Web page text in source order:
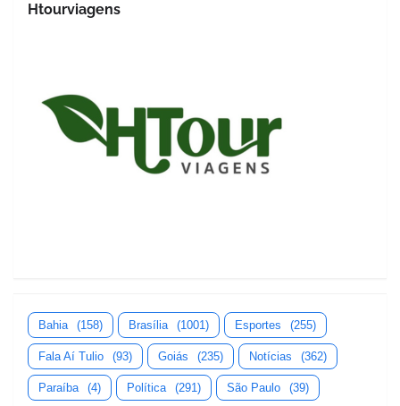
Htourviagens
Bahia (158) Brasília (1001) Esportes (255)
Fala Aí Tulio (93) Goiás (235) Notícias (362)
Paraíba (4) Política (291) São Paulo (39)